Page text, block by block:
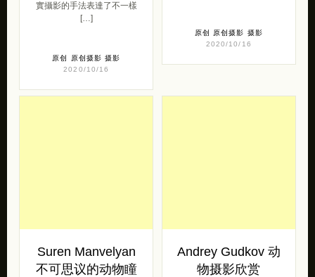
實攝影的手法表達了不一樣
[…]
原创 原创摄影 摄影
2020/10/16
原创 原创摄影 摄影
2020/10/16
Suren Manvelyan
不可思议的动物瞳
Andrey Gudkov 动
物摄影欣赏